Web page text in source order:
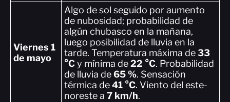
Viernes 1
de mayo
Algo de sol seguido por aumento
de nubosidad; probabilidad de
algún chubasco en la mañana,
luego posibilidad de lluvia en la
tarde. Temperatura máxima de33
°Cy mínima de22 °C. Probabilidad
de lluvia de65 %. Sensación
térmica de41 °C. Viento del este-
noreste a 7 km/h.